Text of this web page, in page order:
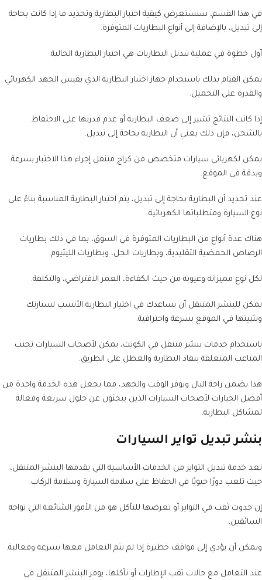
في هذا القسم، سنستعرض كيفية اختبار البطارية وتحديد ما إذا كانت بحاجة
إلى تبديل، بالإضافة إلى أنواع البطاريات المتوفرة.
أول خطوة في عملية تبديل البطاريات هي اختبار البطارية الحالية.
يمكن القيام بذلك باستخدام جهاز اختبار البطارية الذي يقيس الجهد الكهربائي
والقدرة على التحميل.
إذا كانت النتائج تشير إلى ضعف البطارية أو عدم قدرتها على الاحتفاظ
بالشحن، فإن ذلك يعني أن البطارية بحاجة إلى تبديل.
يمكن لكهربائي سيارات متخصص من كراج متنقل إجراء هذا الاختبار بسرعة
وبدقة في الموقع.
عند تحديد أن البطارية بحاجة إلى تبديل، يتم اختيار البطارية المناسبة بناءً على
نوع السيارة ومتطلباتها الكهربائية.
هناك عدة أنواع من البطاريات المتوفرة في السوق، بما في ذلك بطاريات
الرصاص الحمضية التقليدية، وبطاريات الجل، وبطاريات الليثيوم.
لكل نوع مميزاته وعيوبه من حيث الكفاءة، العمر الافتراضي، والتكلفة.
يمكن للبنشر المتنقل أن يساعدك في اختيار البطارية الأنسب لسيارتك
وتثبيتها في الموقع بسرعة واحترافية.
باستخدام خدمات بنشر متنقل في الكويت، يمكن لأصحاب السيارات تجنب
المتاعب المتعلقة بنفاد البطارية والعطل على الطريق.
هذا يضمن راحة البال ويوفر الوقت والجهد، مما يجعل هذه الخدمة واحدة من
أفضل الخيارات لأصحاب السيارات الذين يبحثون عن حلول سريعة وفعالة
لمشاكل البطارية.
بنشر تبديل تواير السيارات
تعد خدمة تبديل التواير من الخدمات الأساسية التي يقدمها البنشر المتنقل،
حيث تلعب دورًا حيويًا في الحفاظ على سلامة السيارة وسلامة الركاب.
إن حدوث ثقب في التواير أو تعرضها للتآكل هو من الأمور الشائعة التي تواجه
السائقين،
ويمكن أن يؤدي إلى مواقف خطيرة إذا لم يتم التعامل معها بسرعة وفعالية.
عند التعامل مع حالات ثقب الإطارات أو تآكلها، يوفر البنشر المتنقل في